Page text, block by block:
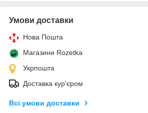
Умови доставки
Нова Пошта
Магазини Rozetka
Укрпошта
Доставка кур'єром
Всі умови доставки